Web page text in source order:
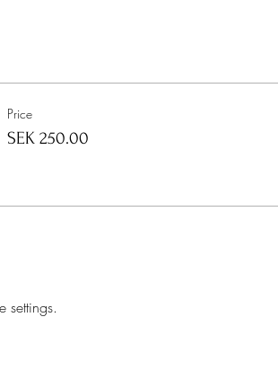
Price
SEK 250.00
settings.